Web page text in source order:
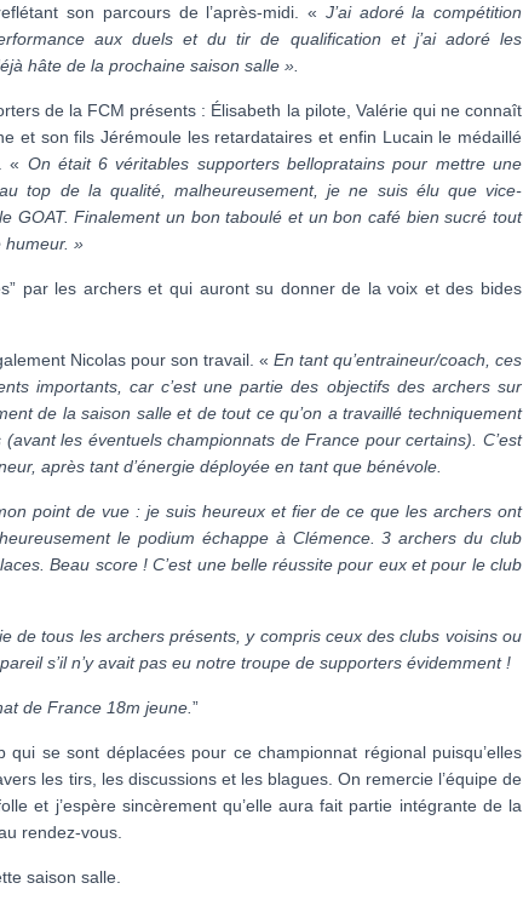
son parcours de l’après-midi. « J’ai adoré la compétition
aux duels et du tir de qualification et j’ai adoré les
hâte de la prochaine saison salle ».
de la FCM présents : Élisabeth la pilote, Valérie qui ne connaît
et son fils Jérémoule les retardataires et enfin Lucain le médaillé
« On était 6 véritables supporters bellopratains pour mettre une
top de la qualité, malheureusement, je ne suis élu que vice-
GOAT. Finalement un bon taboulé et un bon café bien sucré tout
humeur. »
par les archers et qui auront su donner de la voix et des bides
Nicolas pour son travail. « En tant qu’entraineur/coach, ces
importants, car c’est une partie des objectifs des archers sur
de la saison salle et de tout ce qu’on a travaillé techniquement
les éventuels championnats de France pour certains). C’est
après tant d’énergie déployée en tant que bénévole.
point de vue : je suis heureux et fier de ce que les archers ont
le podium échappe à Clémence. 3 archers du club
Beau score ! C’est une belle réussite pour eux et pour le club
de tous les archers présents, y compris ceux des clubs voisins ou
s’il n’y avait pas eu notre troupe de supporters évidemment !
de France 18m jeune. ”
se sont déplacées pour ce championnat régional puisqu’elles
les tirs, les discussions et les blagues. On remercie l’équipe de
et j’espère sincèrement qu’elle aura fait partie intégrante de la
rendez-vous.
saison salle.